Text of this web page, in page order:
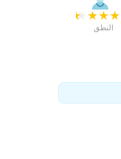
★
★
★
★
النطق